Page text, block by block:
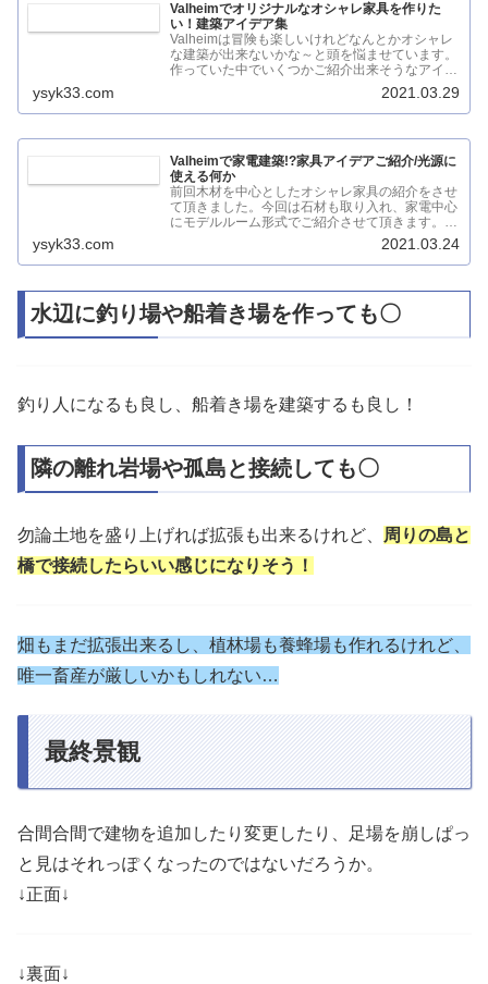
Valheimでオリジナルなオシャレ家具を作りた
い！建築アイデア集
Valheimは冒険も楽しいけれどなんとかオシャレ
な建築が出来ないかな～と頭を悩ませています。
作っていた中でいくつかご紹介出来そうなアイデ
ysyk33.com 2021.03.29
Valheimで家電建築!?家具アイデアご紹介/光源に
使える何か
前回木材を中心としたオシャレ家具の紹介をさせ
て頂きました。今回は石材も取り入れ、家電中心
にモデルルーム形式でご紹介させて頂きます。最
ysyk33.com 2021.03.24
水辺に釣り場や船着き場を作っても〇
釣り人になるも良し、船着き場を建築するも良し！
隣の離れ岩場や孤島と接続しても〇
勿論土地を盛り上げれば拡張も出来るけれど、
周りの島と
橋で接続したらいい感じになりそう！
畑もまだ拡張出来るし、植林場も養蜂場も作れるけれど、
唯一畜産が厳しいかもしれない…
最終景観
合間合間で建物を追加したり変更したり、足場を崩しぱっ
と見はそれっぽくなったのではないだろうか。
↓正面↓
↓裏面↓